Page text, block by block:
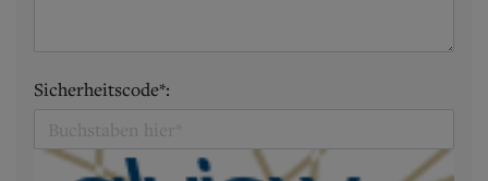
Sicherheitscode*: